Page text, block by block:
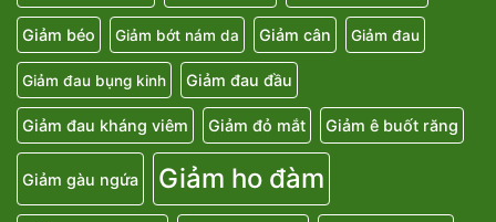
Giảm béo Giảm bớt nám da Giảm cân Giảm đau
Giảm đau bụng kinh Giảm đau đầu
Giảm đau kháng viêm Giảm đỏ mắt Giảm ê buốt răng
Giảm gàu ngứa Giảm ho đàm